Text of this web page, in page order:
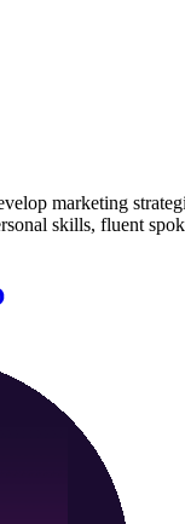
marketing
skills, fluent